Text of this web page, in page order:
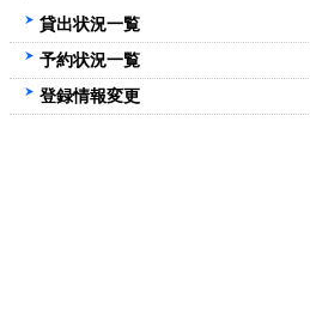
貸出状況一覧
予約状況一覧
登録情報変更